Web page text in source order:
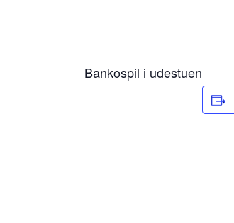
Bankospil i udestuen